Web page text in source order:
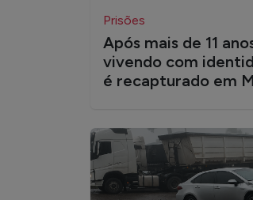
Prisões
Após mais de 11
vivendo com
é recapturado em